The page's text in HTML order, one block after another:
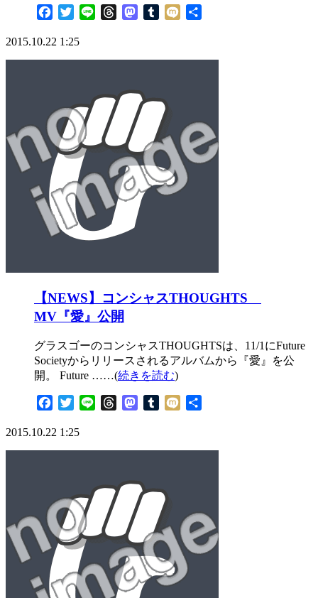
FacebookTwitterLine ThreadsMastodonTumblrMixi
2015.10.22 1:25
【NEWS】コンシャスTHOUGHTS
MV『愛』公開
グラスゴーのコンシャスTHOUGHTSは、11/1にFuture
Societyからリリースされるアルバムから『愛』を公
開。 Future ……(続きを読む)
FacebookTwitterLine ThreadsMastodonTumblrMixi
2015.10.22 1:25